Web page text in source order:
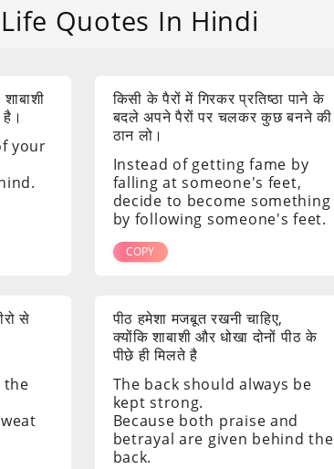
Quotes In Hindi
your
किसी के पैरों में गिरकर प्रतिष्ठा पाने के
बदले अपने पैरों पर चलकर कुछ बनने की
ठान लो।
Instead of getting fame by
falling at someone's feet,
decide to become something
by following someone's feet.
COPY
से
the
पीठ हमेशा मजबूत रखनी चाहिए,
क्योंकि शाबाशी और धोखा दोनों पीठ के
पीछे ही मिलते है
The back should always be
kept strong.
Because both praise and
betrayal are given behind the
back.